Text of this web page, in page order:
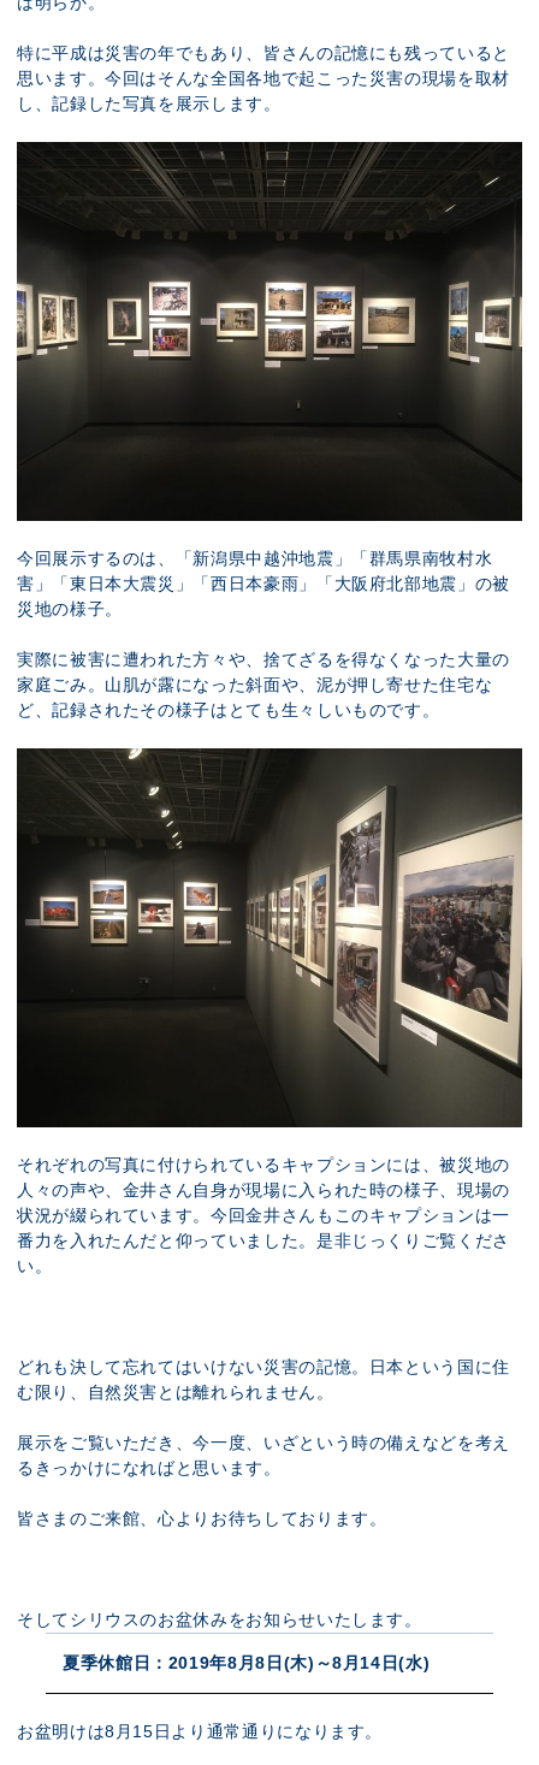
特に平成は災害の年でもあり、皆さんの記憶にも残っていると
思います。今回はそんな全国各地で起こった災害の現場を取材
し、記録した写真を展示します。
今回展示するのは、「新潟県中越沖地震」「群馬県南牧村水
害」「東日本大震災」「西日本豪雨」「大阪府北部地震」の被
災地の様子。
実際に被害に遭われた方々や、捨てざるを得なくなった大量の
家庭ごみ。山肌が露になった斜面や、泥が押し寄せた住宅な
ど、記録されたその様子はとても生々しいものです。
それぞれの写真に付けられているキャプションには、被災地の
人々の声や、金井さん自身が現場に入られた時の様子、現場の
状況が綴られています。今回金井さんもこのキャプションは一
番力を入れたんだと仰っていました。是非じっくりご覧くださ
い。
どれも決して忘れてはいけない災害の記憶。日本という国に住
む限り、自然災害とは離れられません。
展示をご覧いただき、今一度、いざという時の備えなどを考え
るきっかけになればと思います。
皆さまのご来館、心よりお待ちしております。
そしてシリウスのお盆休みをお知らせいたします。
夏季休館日：2019年8月8日(木)～8月14日(水)
お盆明けは8月15日より通常通りになります。